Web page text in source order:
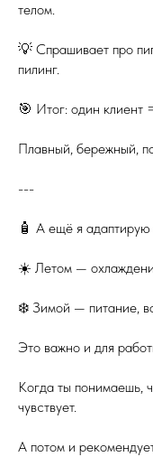
телом.
💡 Спрашивает про
пилинг.
🎯 Итог: один клиент
Плавный, бережный,
---
🧴 А ещё я адаптирую
☀️ Летом —
❄️ Зимой — питание,
Это важно и для
Когда ты понимаешь,
чувствует.
А потом и